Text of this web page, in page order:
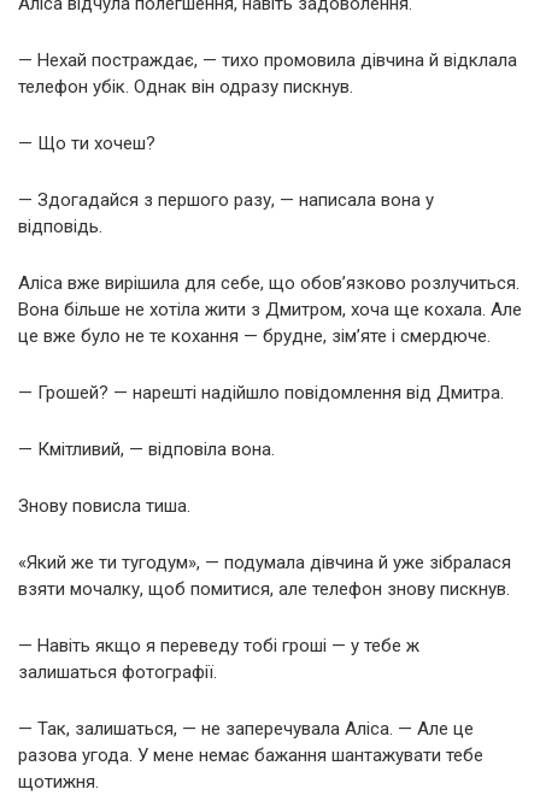
— Нехай постраждає, — тихо промовила дівчина й відклала
телефон убік. Однак він одразу пискнув.
— Що ти хочеш?
— Здогадайся з першого разу, — написала вона у
відповідь.
Аліса вже вирішила для себе, що обов’язково розлучиться.
Вона більше не хотіла жити з Дмитром, хоча ще кохала. Але
це вже було не те кохання — брудне, зім’яте і смердюче.
— Грошей? — нарешті надійшло повідомлення від Дмитра.
— Кмітливий, — відповіла вона.
Знову повисла тиша.
«Який же ти тугодум», — подумала дівчина й уже зібралася
взяти мочалку, щоб помитися, але телефон знову пискнув.
— Навіть якщо я переведу тобі гроші — у тебе ж
залишаться фотографії.
— Так, залишаться, — не заперечувала Аліса. — Але це
разова угода. У мене немає бажання шантажувати тебе
щотижня.